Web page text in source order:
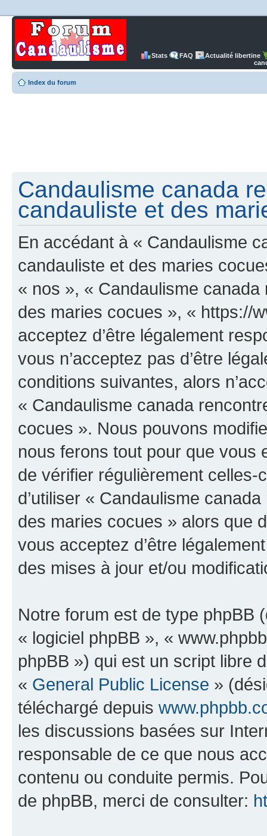
Stats FAQ
Actualité libertine
Index du forum
Candaulisme canada
candauliste et des
En accédant à « Candaulisme
candauliste et des maries
« nos », « Candaulisme
des maries cocues », « https://
acceptez d’être légalement
vous n’acceptez pas d’être
conditions suivantes, alors
« Candaulisme canada
cocues ». Nous pouvons
nous ferons tout pour que vous
de vérifier régulièrement
d’utiliser « Candaulisme
des maries cocues » alors que
vous acceptez d’être
des mises à jour et/ou
Notre forum est de type phpBB
« logiciel phpBB », «
phpBB ») qui est un script libre
« General Public License »
téléchargé depuis
les discussions basées sur
responsable de ce que nous
contenu ou conduite permis.
de phpBB, merci de consulter: